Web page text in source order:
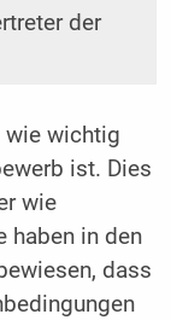
der
wie wichtig
ist. Dies
wie
haben in den
dass